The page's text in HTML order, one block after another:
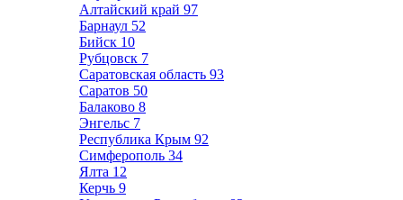
Алтайский край 97
Барнаул 52
Бийск 10
Рубцовск 7
Саратовская область 93
Саратов 50
Балаково 8
Энгельс 7
Республика Крым 92
Симферополь 34
Ялта 12
Керчь 9